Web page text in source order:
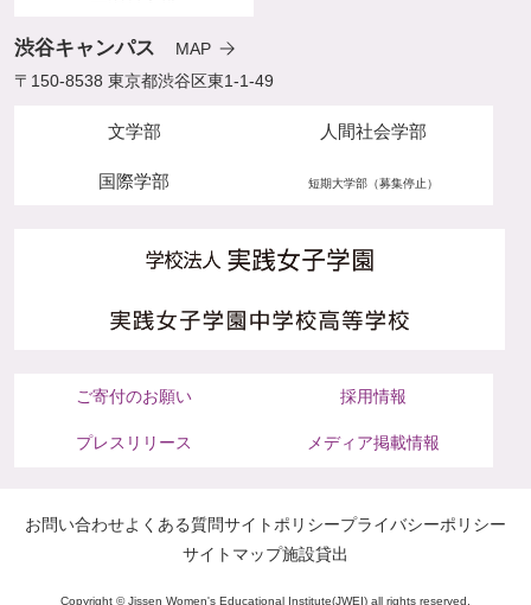
渋谷キャンパス
MAP
〒150-8538 東京都渋谷区東1-1-49
文学部 人間社会学部
国際学部 短期大学部（募集停止）
ご寄付のお願い 採用情報
プレスリリース メディア掲載情報
お問い合わせよくある質問サイトポリシープライバシーポリシー
サイトマップ施設貸出
Copyright © Jissen Women's Educational Institute(JWEI) all rights reserved.